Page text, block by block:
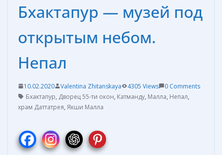
Бхактапур — музей под
открытым небом.
Непал
10.02.2020 Valentina Zhitanskaya 4305 Views
0 Comments
Бхактапур, Дворец 55-ти окон, Катманду, Малла, Непал,
храм Даттатрея, Якши Малла